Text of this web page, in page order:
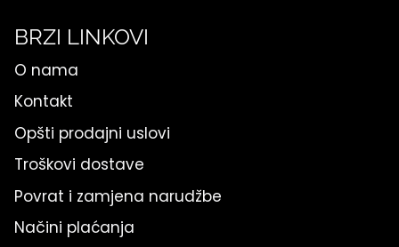
BRZI LINKOVI
O nama
Kontakt
Opšti prodajni uslovi
Troškovi dostave
Povrat i zamjena narudžbe
Načini plaćanja